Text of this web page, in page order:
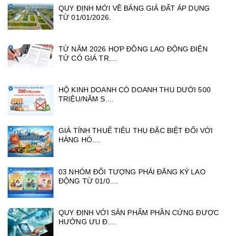
QUY ĐỊNH MỚI VỀ BẢNG GIÁ ĐẤT ÁP DỤNG
TỪ 01/01/2026.
TỪ NĂM 2026 HỢP ĐỒNG LAO ĐỘNG ĐIỆN
TỬ CÓ GIÁ TR....
HỘ KINH DOANH CÓ DOANH THU DƯỚI 500
TRIỆU/NĂM S....
GIÁ TÍNH THUẾ TIÊU THỤ ĐẶC BIỆT ĐỐI VỚI
HÀNG HÓ....
03 NHÓM ĐỐI TƯỢNG PHẢI ĐĂNG KÝ LAO
ĐỘNG TỪ 01/0....
QUY ĐỊNH VỚI SẢN PHẨM PHẦN CỨNG ĐƯỢC
HƯỞNG ƯU Đ....